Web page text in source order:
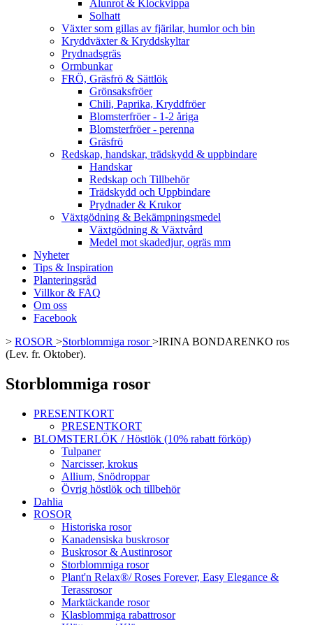
Alunrot & Klockvippa
Solhatt
Växter som gillas av fjärilar, humlor och bin
Kryddväxter & Kryddskyltar
Prydnadsgräs
Ormbunkar
FRÖ, Gräsfrö & Sättlök
Grönsaksfröer
Chili, Paprika, Kryddfröer
Blomsterfröer - 1-2 åriga
Blomsterfröer - perenna
Gräsfrö
Redskap, handskar, trädskydd & uppbindare
Handskar
Redskap och Tillbehör
Trädskydd och Uppbindare
Prydnader & Krukor
Växtgödning & Bekämpningsmedel
Växtgödning & Växtvård
Medel mot skadedjur, ogräs mm
Nyheter
Tips & Inspiration
Planteringsråd
Villkor & FAQ
Om oss
Facebook
> ROSOR >Storblommiga rosor>IRINA BONDARENKO ros
(Lev. fr. Oktober).
Storblommiga rosor
PRESENTKORT
PRESENTKORT
BLOMSTERLÖK / Höstlök (10% rabatt förköp)
Tulpaner
Narcisser, krokus
Allium, Snödroppar
Övrig höstlök och tillbehör
Dahlia
ROSOR
Historiska rosor
Kanadensiska buskrosor
Buskrosor & Austinrosor
Storblommiga rosor
Plant'n Relax®/ Roses Forever, Easy Elegance &
Terassrosor
Marktäckande rosor
Klasblommiga rabattrosor